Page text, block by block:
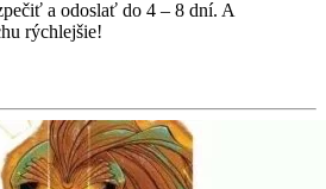
a odoslať do 4 – 8 dní. A
rýchlejšie!